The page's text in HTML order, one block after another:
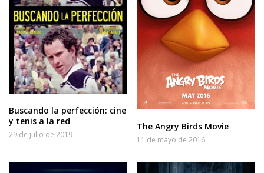
Buscando la perfección: cine
y tenis a la red
29 de julio de 2019
The Angry Birds Movie
11 de mayo de 2016